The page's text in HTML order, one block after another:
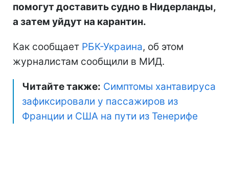
помогут доставить судно в Нидерланды,
а затем уйдут на карантин.
Как сообщает РБК-Украина, об этом
журналистам сообщили в МИД.
Читайте также: Симптомы хантавируса
зафиксировали у пассажиров из
Франции и США на пути из Тенерифе